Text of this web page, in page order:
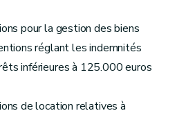
pour la gestion des biens
réglant les indemnités
inférieures à 125.000 euros
de location relatives à